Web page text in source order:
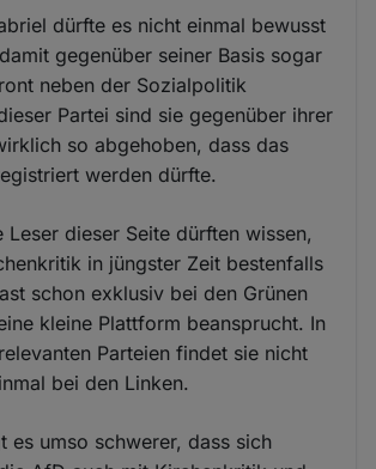
dürfte es nicht einmal bewusst
gegenüber seiner Basis sogar
neben der Sozialpolitik
Partei sind sie gegenüber ihrer
so abgehoben, dass das
werden dürfte.
Leser dieser Seite dürften wissen,
in jüngster Zeit bestenfalls
schon exklusiv bei den Grünen
kleine Plattform beansprucht. In
Parteien findet sie nicht
bei den Linken.
es umso schwerer, dass sich